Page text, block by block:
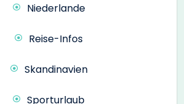
Niederlande
Reise-Infos
Skandinavien
Sporturlaub